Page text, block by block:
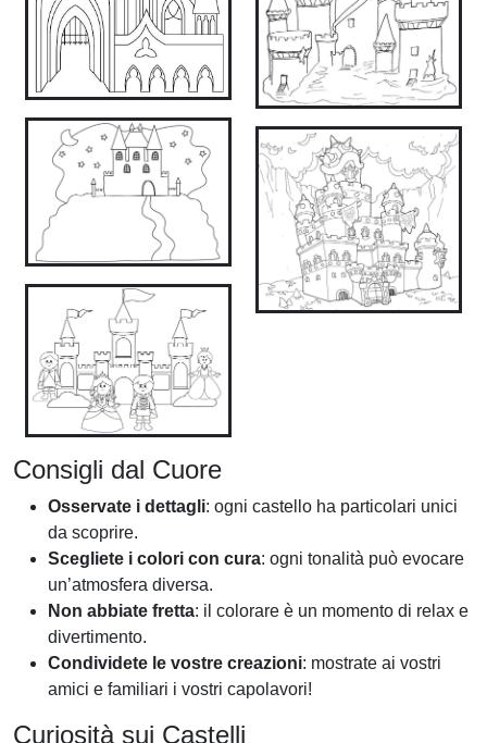
Consigli dal Cuore
Osservate i dettagli: ogni castello ha particolari unici
da scoprire.
Scegliete i colori con cura: ogni tonalità può evocare
un’atmosfera diversa.
Non abbiate fretta: il colorare è un momento di relax e
divertimento.
Condividete le vostre creazioni: mostrate ai vostri
amici e familiari i vostri capolavori!
Curiosità sui Castelli